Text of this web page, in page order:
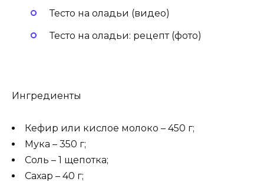
Тесто на оладьи (видео)
Тесто на оладьи: рецепт (фото)
Ингредиенты
Кефир или кислое молоко – 450 г;
Мука – 350 г;
Соль – 1 щепотка;
Сахар – 40 г;